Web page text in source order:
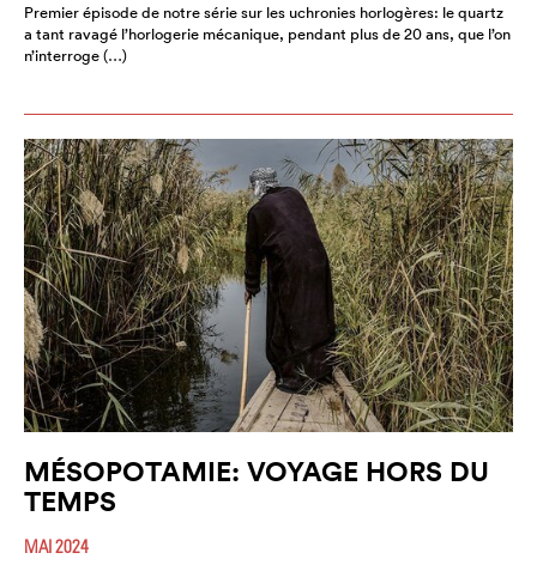
Premier épisode de notre série sur les uchronies horlogères: le quartz
a tant ravagé l’horlogerie mécanique, pendant plus de 20 ans, que l’on
n’interroge (…)
MÉSOPOTAMIE: VOYAGE HORS DU
TEMPS
MAI 2024